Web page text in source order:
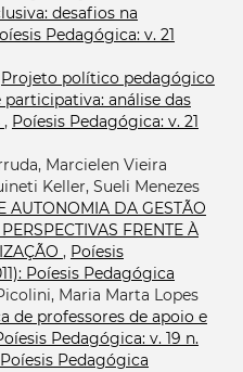
desafios na
Pedagógica: v. 21
Projeto político pedagógico
análise das
, Poíesis Pedagógica: v. 21
Marcielen Vieira
Keller, Sueli Menezes
AUTONOMIA DA GESTÃO
FRENTE À
, Poíesis
Poíesis Pedagógica
Maria Marta Lopes
de professores de apoio e
Pedagógica: v. 19 n.
Pedagógica